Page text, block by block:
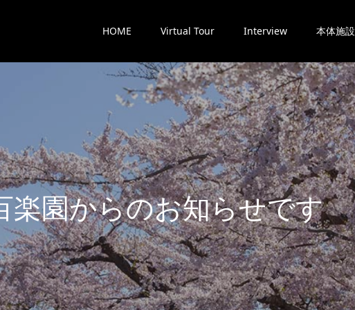
HOME Virtual Tour Interview 本体施設
楽園からのお知らせです。